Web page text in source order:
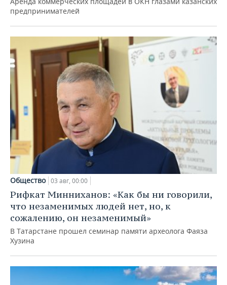
предпринимателей
Общество 03 авг, 00:00
Рифкат Минниханов: «Как бы ни говорили,
что незаменимых людей нет, но, к
сожалению, он незаменимый»
В Татарстане прошел семинар памяти археолога Фаяза
Хузина